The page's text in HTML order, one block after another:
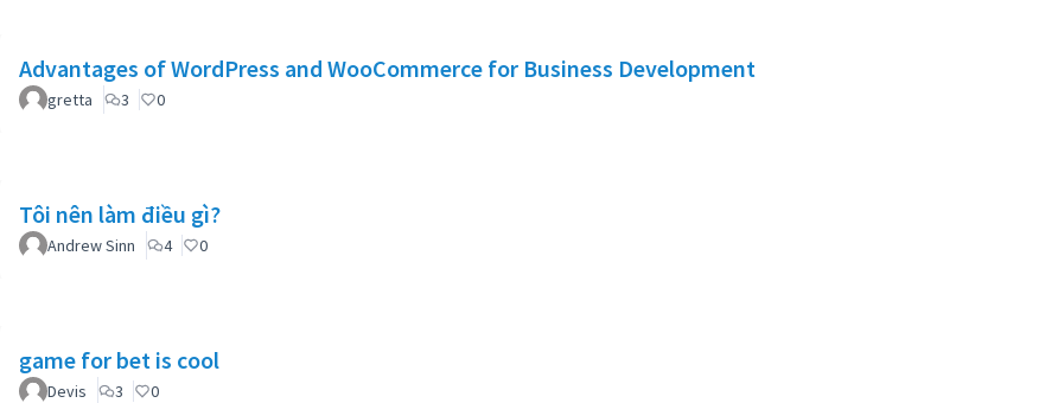
Advantages of WordPress and WooCommerce for Business Development
gretta 3 0
Tôi nên làm điều gì?
Andrew Sinn 4 0
game for bet is cool
Devis 3 0